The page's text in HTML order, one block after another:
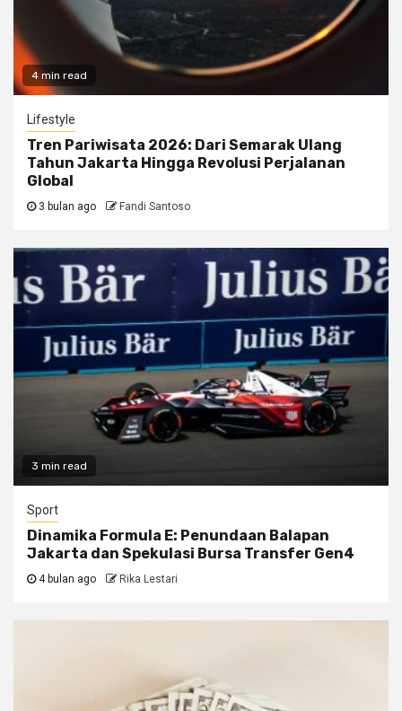
4 min read
Lifestyle
Tren Pariwisata 2026: Dari Semarak Ulang
Tahun Jakarta Hingga Revolusi Perjalanan
Global
3 bulan ago Fandi Santoso
3 min read
Sport
Dinamika Formula E: Penundaan Balapan
Jakarta dan Spekulasi Bursa Transfer Gen4
4 bulan ago Rika Lestari